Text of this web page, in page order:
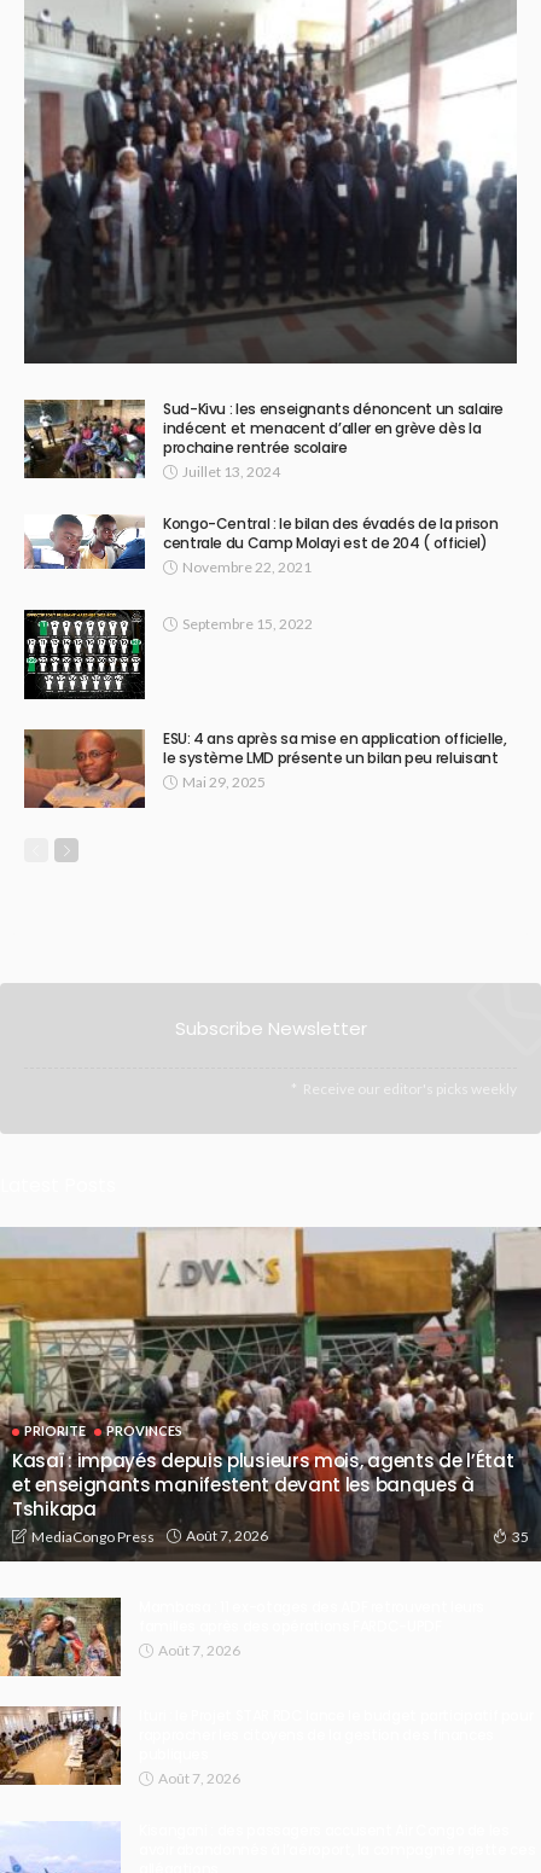
Sud-Kivu : les enseignants dénoncent un salaire
indécent et menacent d’aller en grève dès la
prochaine rentrée scolaire
Juillet 13, 2024
Kongo-Central : le bilan des évadés de la prison
centrale du Camp Molayi est de 204 ( officiel)
Novembre 22, 2021
Septembre 15, 2022
ESU: 4 ans après sa mise en application officielle,
le système LMD présente un bilan peu reluisant
Mai 29, 2025
Subscribe Newsletter
Receive our editor's picks weekly
PRIORITE PROVINCES
Kasaï : impayés depuis plusieurs mois, agents de l’État
et enseignants manifestent devant les banques à
Tshikapa
MediaCongo Press Août 7, 2026 35
Août 7, 2026
Août 7, 2026